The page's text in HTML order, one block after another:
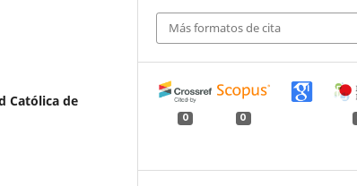
Católica de
Más formatos de cita
0 0